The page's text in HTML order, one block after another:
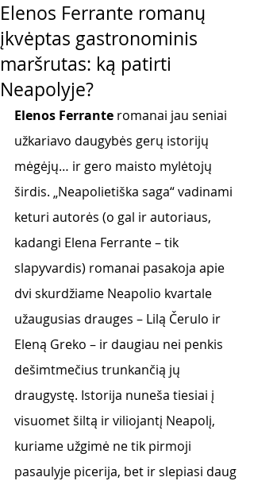
Elenos Ferrante romanų
įkvėptas gastronominis
maršrutas: ką patirti
Neapolyje?
Elenos Ferrante romanai jau seniai
užkariavo daugybės gerų istorijų
mėgėjų… ir gero maisto mylėtojų
širdis. „Neapolietiška saga“ vadinami
keturi autorės (o gal ir autoriaus,
kadangi Elena Ferrante – tik
slapyvardis) romanai pasakoja apie
dvi skurdžiame Neapolio kvartale
užaugusias drauges – Lilą Čerulo ir
Eleną Greko – ir daugiau nei penkis
dešimtmečius trunkančią jų
draugystę. Istorija nuneša tiesiai į
visuomet šiltą ir viliojantį Neapolį,
kuriame užgimė ne tik pirmoji
pasaulyje picerija, bet ir slepiasi daug